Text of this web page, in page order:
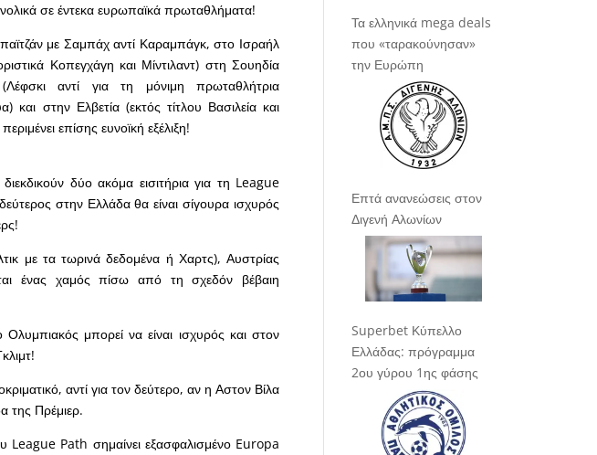
σε έντεκα ευρωπαϊκά πρωταθλήματα!
με Σαμπάχ αντί Καραμπάγκ, στο Ισραήλ
Κοπεγχάγη και Μίντιλαντ) στη Σουηδία
αντί για τη μόνιμη πρωταθλήτρια
και στην Ελβετία (εκτός τίτλου Βασιλεία και
επίσης ευνοϊκή εξέλιξη!
δύο ακόμα εισιτήρια για τη League
στην Ελλάδα θα είναι σίγουρα ισχυρός
με τα τωρινά δεδομένα ή Χαρτς), Αυστρίας
ένας χαμός πίσω από τη σχεδόν βέβαιη
μπορεί να είναι ισχυρός και στον
αντί για τον δεύτερο, αν η Αστον Βίλα
της Πρέμιερ.
League Path σημαίνει εξασφαλισμένο Europa
Τα ελληνικά mega deals
που «ταρακούνησαν»
την Ευρώπη
Επτά ανανεώσεις στον
Διγενή Αλωνίων
Superbet Κύπελλο
Ελλάδας: πρόγραμμα
2ου γύρου 1ης φάσης